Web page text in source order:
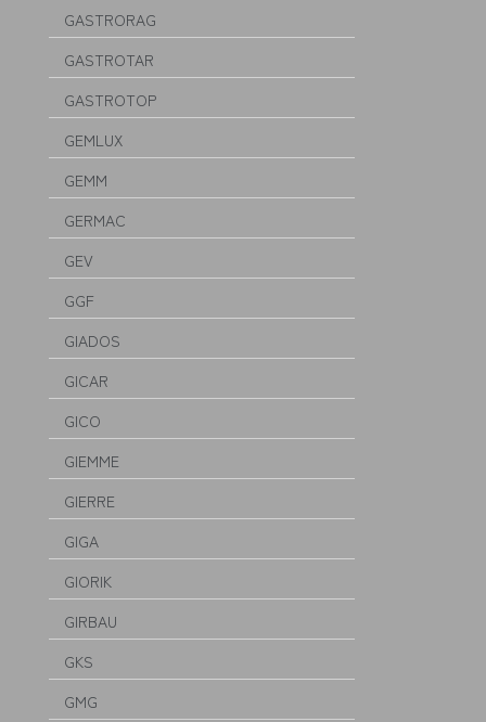
GASTRORAG
GASTROTAR
GASTROTOP
GEMLUX
GEMM
GERMAC
GEV
GGF
GIADOS
GICAR
GICO
GIEMME
GIERRE
GIGA
GIORIK
GIRBAU
GKS
GMG